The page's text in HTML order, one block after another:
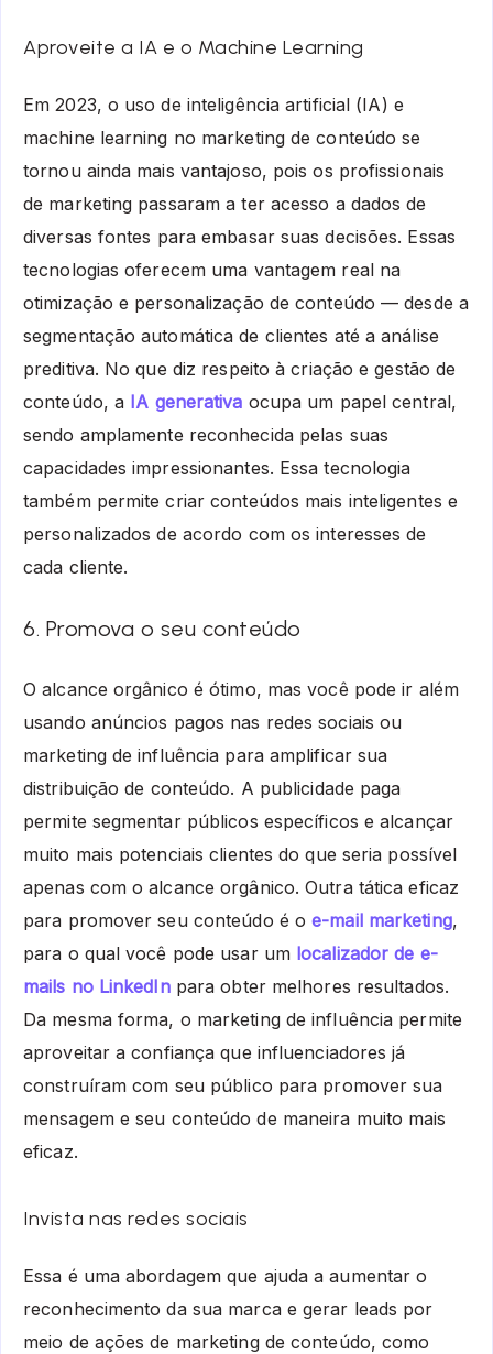
Aproveite a IA e o Machine Learning
Em 2023, o uso de inteligência artificial (IA) e
machine learning no marketing de conteúdo se
tornou ainda mais vantajoso, pois os profissionais
de marketing passaram a ter acesso a dados de
diversas fontes para embasar suas decisões. Essas
tecnologias oferecem uma vantagem real na
otimização e personalização de conteúdo — desde a
segmentação automática de clientes até a análise
preditiva. No que diz respeito à criação e gestão de
conteúdo, a IA generativa ocupa um papel central,
sendo amplamente reconhecida pelas suas
capacidades impressionantes. Essa tecnologia
também permite criar conteúdos mais inteligentes e
personalizados de acordo com os interesses de
cada cliente.
6. Promova o seu conteúdo
O alcance orgânico é ótimo, mas você pode ir além
usando anúncios pagos nas redes sociais ou
marketing de influência para amplificar sua
distribuição de conteúdo. A publicidade paga
permite segmentar públicos específicos e alcançar
muito mais potenciais clientes do que seria possível
apenas com o alcance orgânico. Outra tática eficaz
para promover seu conteúdo é oe-mail marketing,
para o qual você pode usar um localizador de e-
mails no LinkedInpara obter melhores resultados.
Da mesma forma, o marketing de influência permite
aproveitar a confiança que influenciadores já
construíram com seu público para promover sua
mensagem e seu conteúdo de maneira muito mais
eficaz.
Invista nas redes sociais
Essa é uma abordagem que ajuda a aumentar o
reconhecimento da sua marca e gerar leads por
meio de ações de marketing de conteúdo, como